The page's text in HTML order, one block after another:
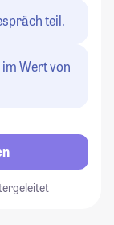
teil.
Wert von